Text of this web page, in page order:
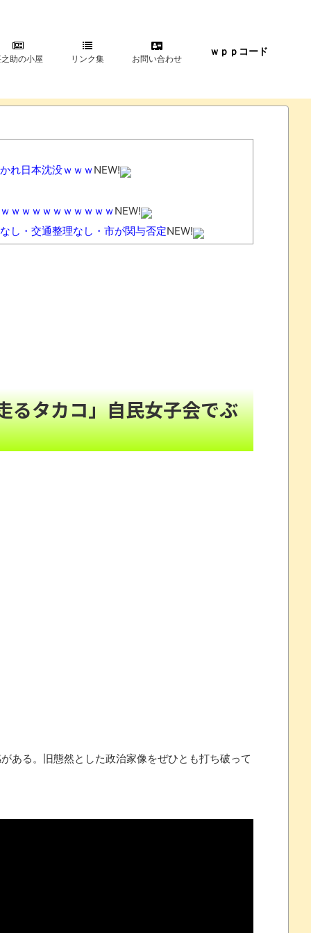
助の小屋 リンク集 お問い合わせ
ｗｐｐコード
れ日本沈没ｗｗｗNEW!
ｗｗｗｗｗｗｗｗｗｗNEW!
し・交通整理なし・市が関与否定NEW!
も入れないヤツは運転すんなよ」
強権国家でも止められないのかよ
だけは使いたくなかったのに・・・」とのこと。
ついて問題提起 他
か
欧州gamescom 2026にて
ほか
るタカコ」自民女子会でぶ
ある。旧態然とした政治家像をぜひとも打ち破って